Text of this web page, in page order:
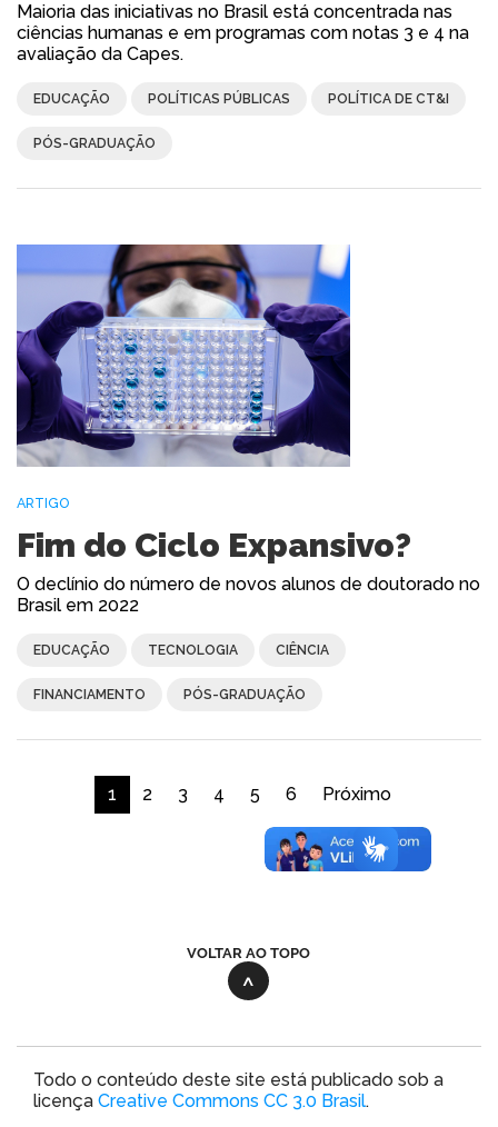
Maioria das iniciativas no Brasil está concentrada nas
ciências humanas e em programas com notas 3 e 4 na
avaliação da Capes.
EDUCAÇÃO POLÍTICAS PÚBLICAS POLÍTICA DE CT&I
PÓS-GRADUAÇÃO
ARTIGO
Fim do Ciclo Expansivo?
O declínio do número de novos alunos de doutorado no
Brasil em 2022
EDUCAÇÃO TECNOLOGIA CIÊNCIA
FINANCIAMENTO PÓS-GRADUAÇÃO
1 2 3 4 5 6 Próximo
VOLTAR AO TOPO
Todo o conteúdo deste site está publicado sob a
licença Creative Commons CC 3.0 Brasil.